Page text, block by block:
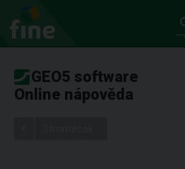
GEO5 software
Online nápověda